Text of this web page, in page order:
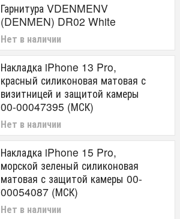
Гарнитура VDENMENV
(DENMEN) DR02 White
Нет в наличии
Накладка iPhone 13 Pro,
красный силиконовая матовая с
визитницей и защитой камеры
00-00047395 (МСК)
Нет в наличии
Накладка iPhone 15 Pro,
морской зеленый силиконовая
матовая с защитой камеры 00-
00054087 (МСК)
Нет в наличии